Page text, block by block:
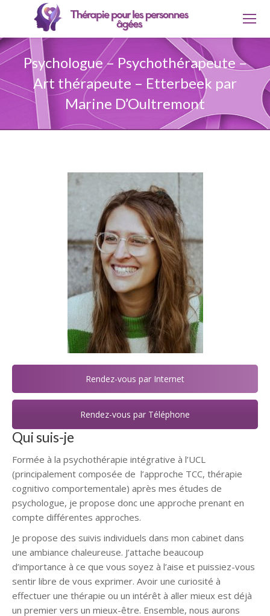
Psychologue – Psychothérapeute –
Art thérapeute – Etterbeek par
Marine D’Oultremont
Qui suis-je
Formée à la psychothérapie intégrative à l’UCL
(principalement composée de l’approche TCC, thérapie
cognitivo comportementale) après mes études de
psychologue, je propose donc une approche prenant en
compte différentes approches.
Je propose des suivis individuels dans mon cabinet dans
une ambiance chaleureuse. J’attache beaucoup
d’importance à ce que vous soyez à l’aise et puissiez-vous
sentir libre de vous exprimer. Avoir une curiosité à
effectuer une thérapie ou un intérêt à aller mieux est déjà
un premier vers un mieux-être. Ensemble, nous aurons
Rendez-vous par Internet
Rendez-vous par Téléphone